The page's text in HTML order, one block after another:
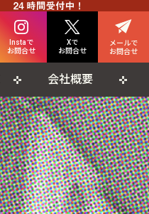
Instaで
お問合せ
Xで
お問合せ
メールで
お問合せ
CD
書籍・雑誌
よくある質問
会社概要
利用規約